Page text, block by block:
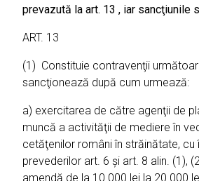
prevazută la art. 13 , iar sancţiunile
ART. 13
(1) Constituie contravenţii
sancţionează după cum urmează:
a) exercitarea de către agenţii de
muncă a activităţii de mediere în
cetăţenilor români în străinătate, cu
prevederilor art. 6 şi art. 8 alin. (1),
amendă de la 10.000 lei la 20.000